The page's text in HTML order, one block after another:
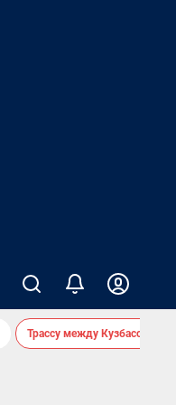
Трассу между Кузбассом и